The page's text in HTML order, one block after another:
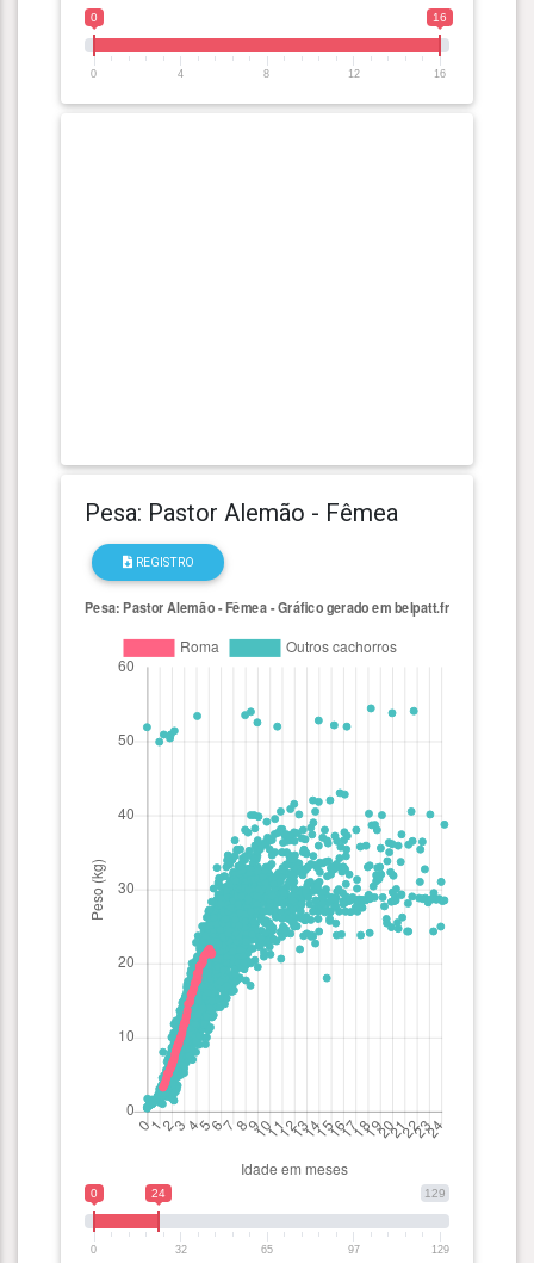
0 16
0 4 8 12 16
Pesa: Pastor Alemão - Fêmea
REGISTRO
129
0 24
0 32 65 97 129